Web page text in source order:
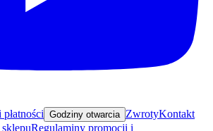
Godziny otwarcia ZwrotyKontakt
Regulaminy promocji i